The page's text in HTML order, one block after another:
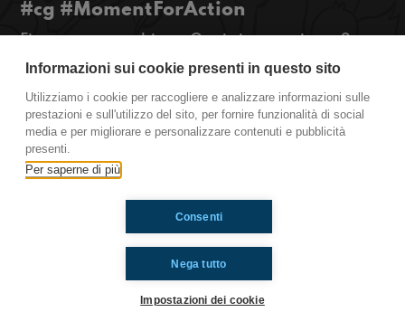
#cg #MomentForAction
Firmare per cambiare. Oggi vi proponiamo 2
petizioni per il futuro! #OkkinSu
Castel Guelfo di Bologna.
Ti è piaciuto? Condividilo!
Informazioni sui cookie presenti in questo sito
Utilizziamo i cookie per raccogliere e analizzare informazioni sulle
prestazioni e sull'utilizzo del sito, per fornire funzionalità di social
media e per migliorare e personalizzare contenuti e pubblicità
presenti.
Per saperne di più
Nega tutto
Consenti
Impostazioni dei cookie